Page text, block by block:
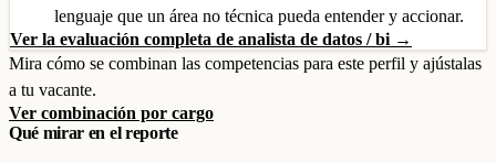
lenguaje que un área no técnica pueda entender y accionar.
Ver la evaluación completa de analista de datos / bi →
Mira cómo se combinan las competencias para este perfil y ajústalas
a tu vacante.
Ver combinación por cargo
Qué mirar en el reporte